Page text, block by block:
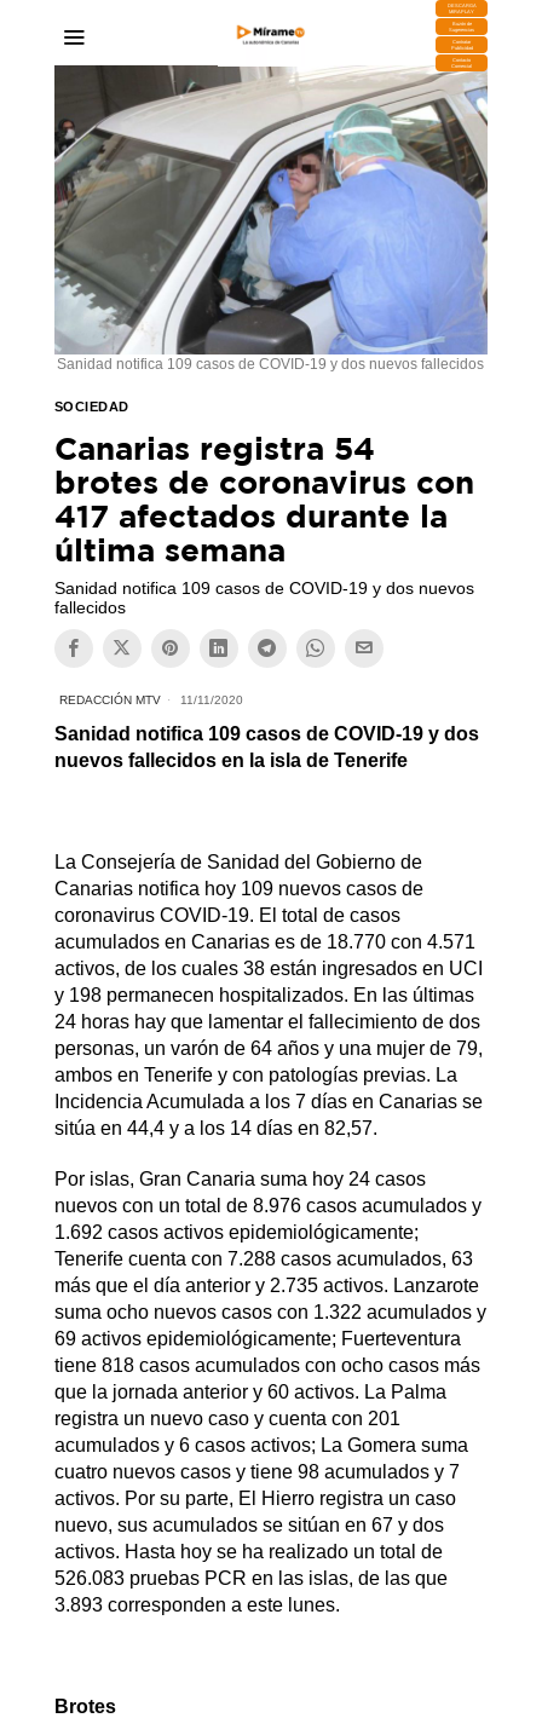
DESCARGA
MIRAPLAY
Buzón de
Sugerencias
Contratar
Publicidad
Contacto
Comercial
Sanidad notifica 109 casos de COVID-19 y dos nuevos fallecidos
SOCIEDAD
Canarias registra 54
brotes de coronavirus con
417 afectados durante la
última semana
Sanidad notifica 109 casos de COVID-19 y dos nuevos
fallecidos
REDACCIÓN MTV 11/11/2020
Sanidad notifica 109 casos de COVID-19 y dos
nuevos fallecidos en la isla de Tenerife
La Consejería de Sanidad del Gobierno de
Canarias notifica hoy 109 nuevos casos de
coronavirus COVID-19. El total de casos
acumulados en Canarias es de 18.770 con 4.571
activos, de los cuales 38 están ingresados en UCI
y 198 permanecen hospitalizados. En las últimas
24 horas hay que lamentar el fallecimiento de dos
personas, un varón de 64 años y una mujer de 79,
ambos en Tenerife y con patologías previas. La
Incidencia Acumulada a los 7 días en Canarias se
sitúa en 44,4 y a los 14 días en 82,57.
Por islas, Gran Canaria suma hoy 24 casos
nuevos con un total de 8.976 casos acumulados y
1.692 casos activos epidemiológicamente;
Tenerife cuenta con 7.288 casos acumulados, 63
más que el día anterior y 2.735 activos. Lanzarote
suma ocho nuevos casos con 1.322 acumulados y
69 activos epidemiológicamente; Fuerteventura
tiene 818 casos acumulados con ocho casos más
que la jornada anterior y 60 activos. La Palma
registra un nuevo caso y cuenta con 201
acumulados y 6 casos activos; La Gomera suma
cuatro nuevos casos y tiene 98 acumulados y 7
activos. Por su parte, El Hierro registra un caso
nuevo, sus acumulados se sitúan en 67 y dos
activos. Hasta hoy se ha realizado un total de
526.083 pruebas PCR en las islas, de las que
3.893 corresponden a este lunes.
Brotes